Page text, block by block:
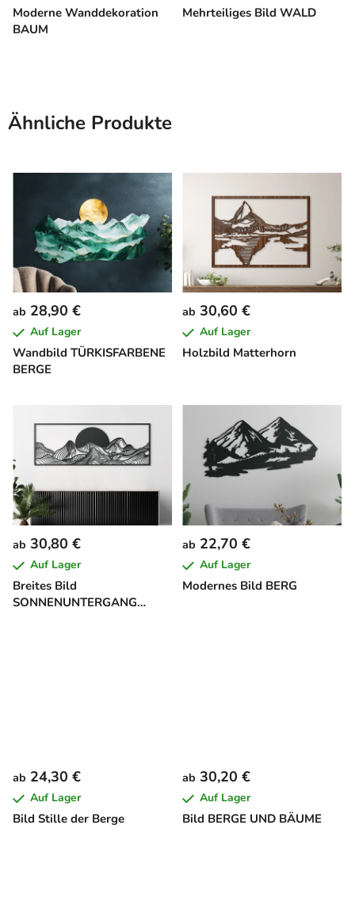
Moderne Wanddekoration
BAUM
Mehrteiliges Bild WALD
Ähnliche Produkte
Wandbild TÜRKISFARBENE
BERGE
ab 28,90 €
Auf Lager
Holzbild Matterhorn
ab 30,60 €
Auf Lager
Breites Bild
SONNENUNTERGANG
ab 30,80 €
Auf Lager
Modernes Bild BERG
ab 22,70 €
Auf Lager
Bild Stille der Berge
ab 24,30 €
Auf Lager
Bild BERGE UND BÄUME
ab 30,20 €
Auf Lager